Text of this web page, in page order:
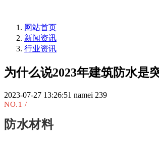
网站首页
新闻资讯
行业资讯
为什么说2023年建筑防水是
2023-07-27 13:26:51 namei 239
NO.1 /
防水材料